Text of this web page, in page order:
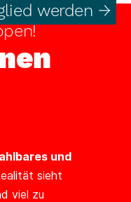
werden →
und
sieht
viel zu